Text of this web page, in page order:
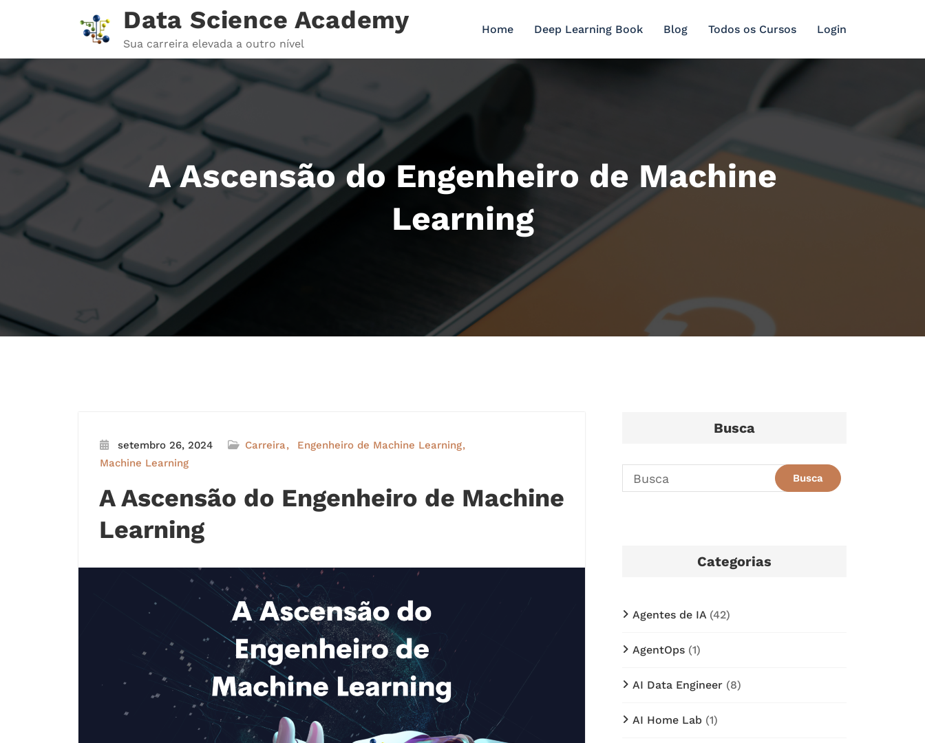
conteúdo
Data Science Academy
Sua carreira elevada a outro nível
Home Deep Learning Book Blog Todos os Cursos Login
A Ascensão do Engenheiro de Machine
Learning
setembro 26, 2024 Carreira
Engenheiro de Machine Learning
Machine Learning
A Ascensão do Engenheiro de Machine
Learning
Busca
Categorias
Agentes de IA(42)
AgentOps (1)
AI Data Engineer (8)
AI Home Lab (1)